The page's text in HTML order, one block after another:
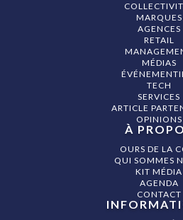
MARQUES
AGENCES
RETAIL
MÉDIAS
TECH
SERVICES
ARTICLE
OPINIONS
À
OURS DE LA
QUI SOMMES
KIT MÉDIA
AGENDA
CONTACT